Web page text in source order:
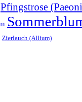
Pfingstrose
Zierlauch (Allium)